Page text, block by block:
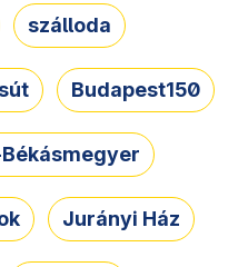
szálloda
Budapest150
Jurányi Ház